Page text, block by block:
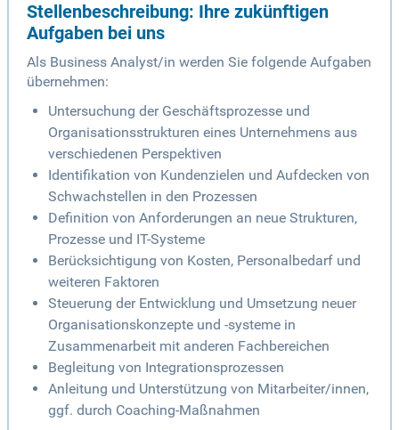
Stellenbeschreibung: Ihre zukünftigen
Aufgaben bei uns
Als Business Analyst/in werden Sie folgende Aufgaben
übernehmen:
Untersuchung der Geschäftsprozesse und
Organisationsstrukturen eines Unternehmens aus
verschiedenen Perspektiven
Identifikation von Kundenzielen und Aufdecken von
Schwachstellen in den Prozessen
Definition von Anforderungen an neue Strukturen,
Prozesse und IT-Systeme
Berücksichtigung von Kosten, Personalbedarf und
weiteren Faktoren
Steuerung der Entwicklung und Umsetzung neuer
Organisationskonzepte und -systeme in
Zusammenarbeit mit anderen Fachbereichen
Begleitung von Integrationsprozessen
Anleitung und Unterstützung von Mitarbeiter/innen,
ggf. durch Coaching-Maßnahmen